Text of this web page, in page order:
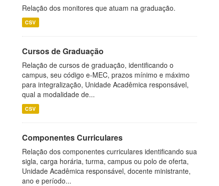
Relação dos monitores que atuam na graduação.
CSV
Cursos de Graduação
Relação de cursos de graduação, identificando o
campus, seu código e-MEC, prazos mínimo e máximo
para integralização, Unidade Acadêmica responsável,
qual a modalidade de...
CSV
Componentes Curriculares
Relação dos componentes curriculares identificando sua
sigla, carga horária, turma, campus ou polo de oferta,
Unidade Acadêmica responsável, docente ministrante,
ano e período...